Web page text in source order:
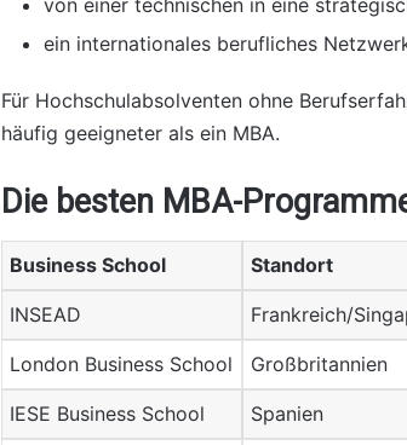
ein internationales berufliches
Für Hochschulabsolventen ohne
häufig geeigneter als ein MBA.
Die besten MBA-
Business School Standort
INSEAD Frankreich/
London Business School Großbritannien
IESE Business School Spanien